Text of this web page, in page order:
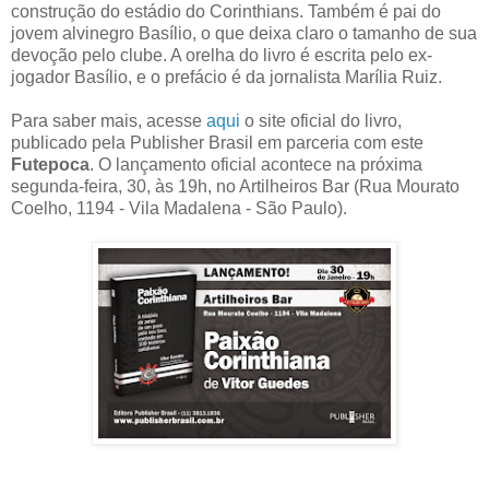
construção do estádio do Corinthians. Também é pai do
jovem alvinegro Basílio, o que deixa claro o tamanho de sua
devoção pelo clube. A orelha do livro é escrita pelo ex-
jogador Basílio, e o prefácio é da jornalista Marília Ruiz.
Para saber mais, acesse aqui o site oficial do livro,
publicado pela Publisher Brasil em parceria com este
Futepoca. O lançamento oficial acontece na próxima
segunda-feira, 30, às 19h, no Artilheiros Bar (Rua Mourato
Coelho, 1194 - Vila Madalena - São Paulo).